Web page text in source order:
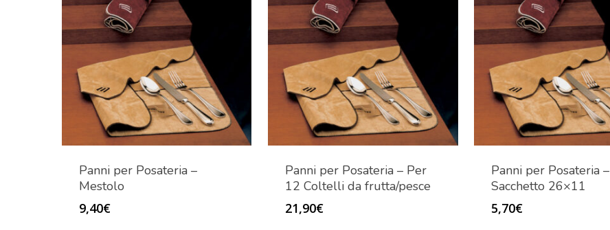
Panni per Posateria –
Mestolo
9,40€
Panni per Posateria – Per
12 Coltelli da frutta/pesce
21,90€
Panni per Posateria –
Sacchetto 26×11
5,70€